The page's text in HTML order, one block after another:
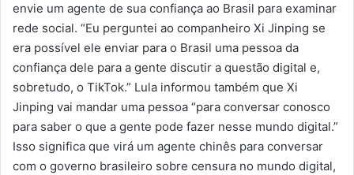
envie um agente de sua confiança ao Brasil para examinar
rede social. “Eu perguntei ao companheiro Xi Jinping se
era possível ele enviar para o Brasil uma pessoa da
confiança dele para a gente discutir a questão digital e,
sobretudo, o TikTok.” Lula informou também que Xi
Jinping vai mandar uma pessoa “para conversar conosco
para saber o que a gente pode fazer nesse mundo digital.”
Isso significa que virá um agente chinês para conversar
com o governo brasileiro sobre censura no mundo digital,